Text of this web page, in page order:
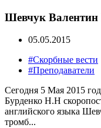
Шевчук
05.05.2015
#Скорбные вести
#Преподаватели
Сегодня 5 Мая 2015
Бурденко Н.Н
английского языка
тромб...